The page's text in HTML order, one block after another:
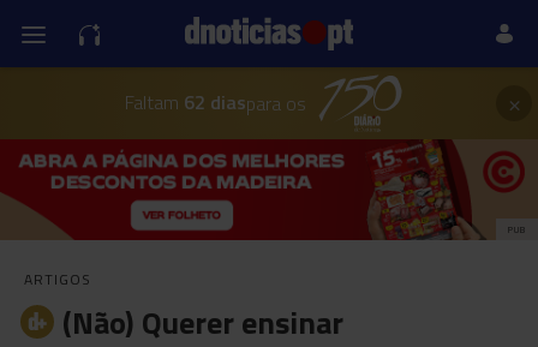
Faltam 62 diaspara os ×
PUB
ARTIGOS
(Não) Querer ensinar